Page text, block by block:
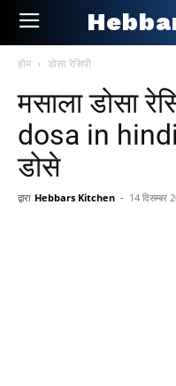
होम डोसा रेसिपी
मसाला डोसा
dosa in hindi
डोसे
द्वारा Hebbars Kitchen - 14 दिसम्बर